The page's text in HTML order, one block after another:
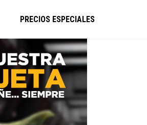
PRECIOS ESPECIALES